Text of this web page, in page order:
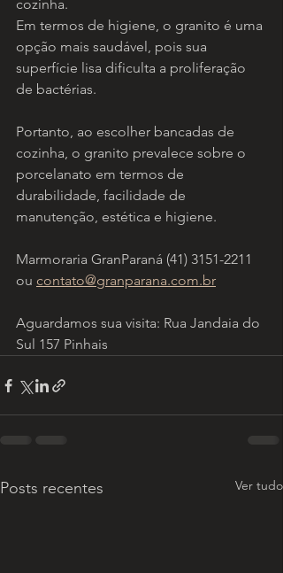
cozinha.
Em termos de higiene, o granito é uma
opção mais saudável, pois sua
superfície lisa dificulta a proliferação
de bactérias.
Portanto, ao escolher bancadas de
cozinha, o granito prevalece sobre o
porcelanato em termos de
durabilidade, facilidade de
manutenção, estética e higiene.
Marmoraria GranParaná (41) 3151-2211
ou contato@granparana.com.br
Aguardamos sua visita: Rua Jandaia do
Sul 157 Pinhais
Posts recentes Ver tudo